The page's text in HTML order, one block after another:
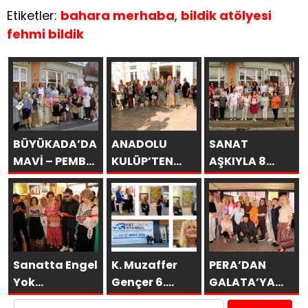
Etiketler: bahara merhaba, bildik atölyesi
fehmi bildik
BÜYÜKADA’DA
MAVİ – PEMBE
DÜŞLER
ANADOLU
KULÜP’TEN
ESİNTİLER
SANAT
AŞKIYLA 8
AÇILDI
Sanatta Engel
Yok
Vakfı’ndan
K. Muzaffer
Gençer 6.
ARTCONTACT
PERA’DAN
GALATA’YA
GURUBU